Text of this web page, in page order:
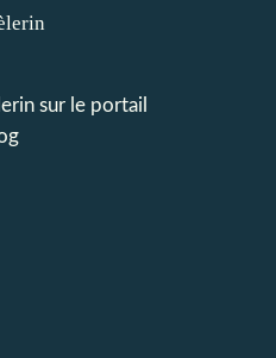
sur le portail